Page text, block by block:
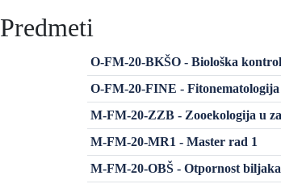
Predmeti
O-FM-20-BKŠO - Biološka
O-FM-20-FINE - Fitonematologija
M-FM-20-ZZB - Zooekologija u
M-FM-20-MR1 - Master rad 1
M-FM-20-OBŠ - Otpornost